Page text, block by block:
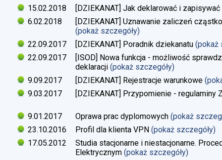
15.02.2018
[DZIEKANAT] Jak deklarować i
6.02.2018
[DZIEKANAT] Uznawanie zaliczeń
(pokaż szczegóły)
22.09.2017
[DZIEKANAT] Poradnik dziekanatu (pokaż
22.09.2017
[ISOD] Nowa funkcja - możliwość
deklaracji (pokaż szczegóły)
9.09.2017
[DZIEKANAT] Rejestracje warunkowe
9.03.2017
[DZIEKANAT] Przypomienie - regulaminy
9.01.2017 Oprawa prac dyplomowych (pokaż
23.10.2016
Profil dla klienta VPN (pokaż szczegóły)
17.05.2012
Studia stacjonarne i niestacjonarne.
Elektrycznym (pokaż szczegóły)